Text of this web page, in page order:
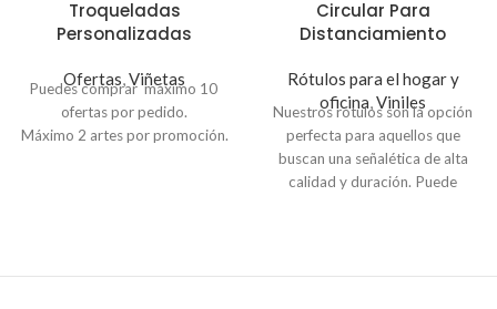
Troqueladas
Personalizadas
Ofertas,Viñetas
Puedes comprar máximo 10
ofertas por pedido.
Máximo 2 artes por promoción.
Circular Para
Distanciamiento
Rótulos para el hogar y
oficina,Viniles
Nuestros rótulos son la opción
perfecta para aquellos que
buscan una señalética de alta
calidad y duración. Puede